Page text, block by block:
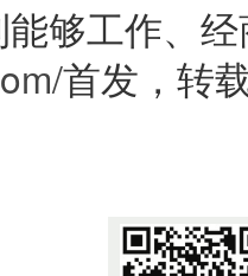
够工作、
首发，转